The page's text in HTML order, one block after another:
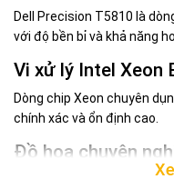
Dell Precision T5810 là
với độ bền bỉ và khả năng
Vi xử lý Intel Xeon
Dòng chip Xeon chuyên
chính xác và ổn định cao.
Đồ họa chuyên
Card đồ họa Quadro